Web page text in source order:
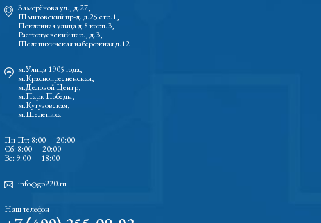
Заморёнова ул., д.27,
Шмитовский пр-д. д.25 стр.1,
Поклонная улица д.8 корп.3,
Расторгуевский пер., д.3,
Шелепихинская набережная д.12
м.Улица 1905 года,
м.Краснопресненская,
м.Деловой Центр,
м.Парк Победы,
м.Кутузовская,
м.Шелепиха
Пн-Пт: 8:00 — 20:00
Сб: 8:00 — 20:00
Вс: 9:00 — 18:00
info@gp220.ru
Наш телефон